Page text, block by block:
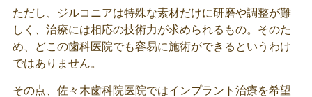
ただし、ジルコニアは特殊な素材だけに研磨や調整が難
しく、治療には相応の技術力が求められるもの。そのた
め、どこの歯科医院でも容易に施術ができるというわけ
ではありません。
その点、佐々木歯科院医院ではインプラント治療を希望